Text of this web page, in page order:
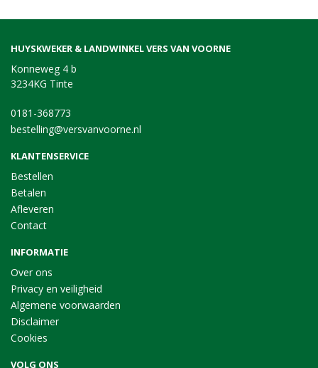
HUYSKWEKER & LANDWINKEL VERS VAN VOORNE
Konneweg 4 b
3234KG Tinte
0181-368773
bestelling@versvanvoorne.nl
KLANTENSERVICE
Bestellen
Betalen
Afleveren
Contact
INFORMATIE
Over ons
Privacy en veiligheid
Algemene voorwaarden
Disclaimer
Cookies
VOLG ONS